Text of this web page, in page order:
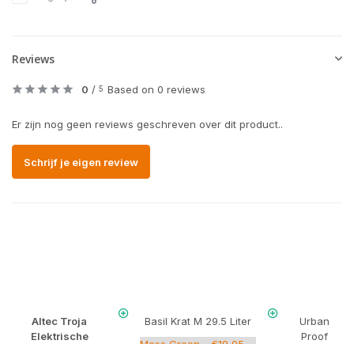
Reviews
0 / 5 Based on 0 reviews
Er zijn nog geen reviews geschreven over dit product..
Schrijf je eigen review
Altec Troja
Elektrische
Basil Krat M 29.5 Liter
Urban
Proof